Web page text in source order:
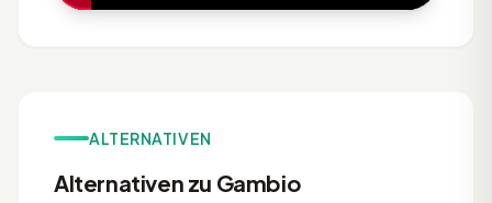
ALTERNATIVEN
Alternativen zu Gambio